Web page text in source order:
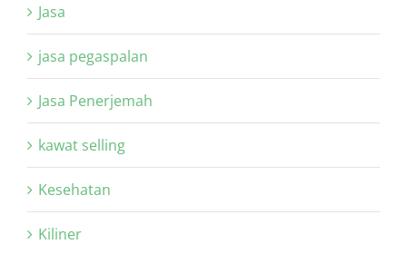
Jasa
jasa pegaspalan
Jasa Penerjemah
kawat selling
Kesehatan
Kiliner